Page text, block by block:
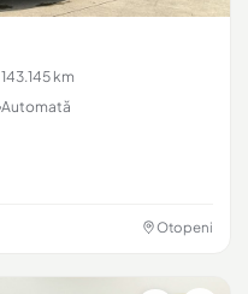
143.145 km
Automată
Otopeni